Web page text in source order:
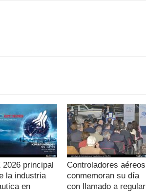
2026 principal
la industria
en
Controladores aéreos
conmemoran su día
con llamado a regular